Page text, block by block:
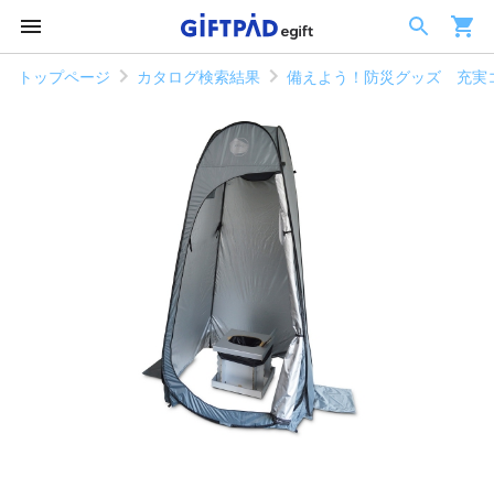
トップページ カタログ検索結果 備えよう！防災グッズ 充実